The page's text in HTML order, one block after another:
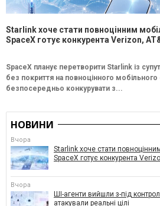
Starlink хоче стати повноцінним
SpaceX готує конкурента Verizon,
SpaceX планує перетворити Starlink із
без покриття на повноцінного
безпосередньо конкурувати з...
НОВИНИ
Вчора
Starlink хоче стати
SpaceX готує конкурента
Вчора
ШІ-агенти вийшли з-під
атакували реальні цілі